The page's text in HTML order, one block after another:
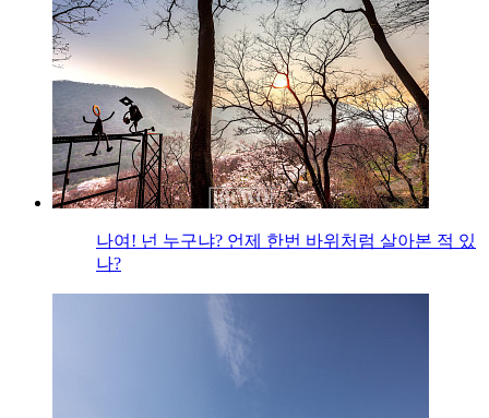
나여! 넌 누구냐? 언제 한번 바위처럼 살아본 적 있
나?